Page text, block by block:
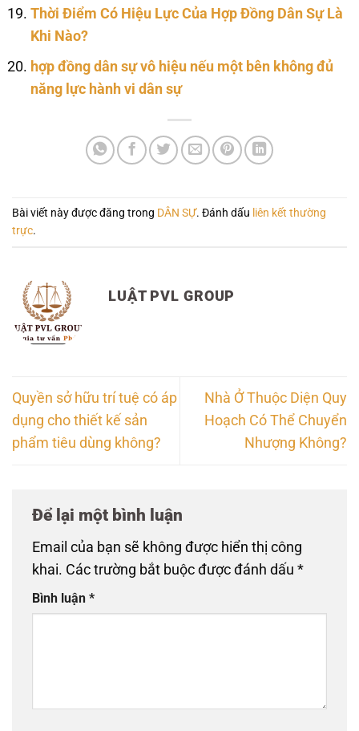
Thời Điểm Có Hiệu Lực Của Hợp Đồng Dân Sự Là
Khi Nào?
hợp đồng dân sự vô hiệu nếu một bên không đủ
năng lực hành vi dân sự
Bài viết này được đăng trong DÂN SỰ. Đánh dấu liên kết thường
trực.
LUẬT PVL GROUP
Quyền sở hữu trí tuệ có áp
dụng cho thiết kế sản
phẩm tiêu dùng không?
Nhà Ở Thuộc Diện Quy
Hoạch Có Thể Chuyển
Nhượng Không?
Để lại một bình luận
Email của bạn sẽ không được hiển thị công
khai. Các trường bắt buộc được đánh dấu *
Bình luận *